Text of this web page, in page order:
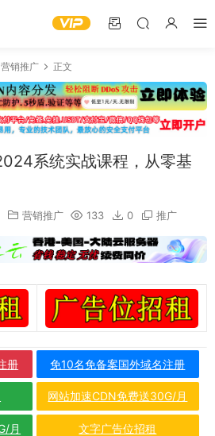
营销推广 正文
系统实战课程，从零基
营销推广 133 0 推广
册 免10名免备案国外域名注册
网站加速CDN免费送30G/月
月 文字广告位招租